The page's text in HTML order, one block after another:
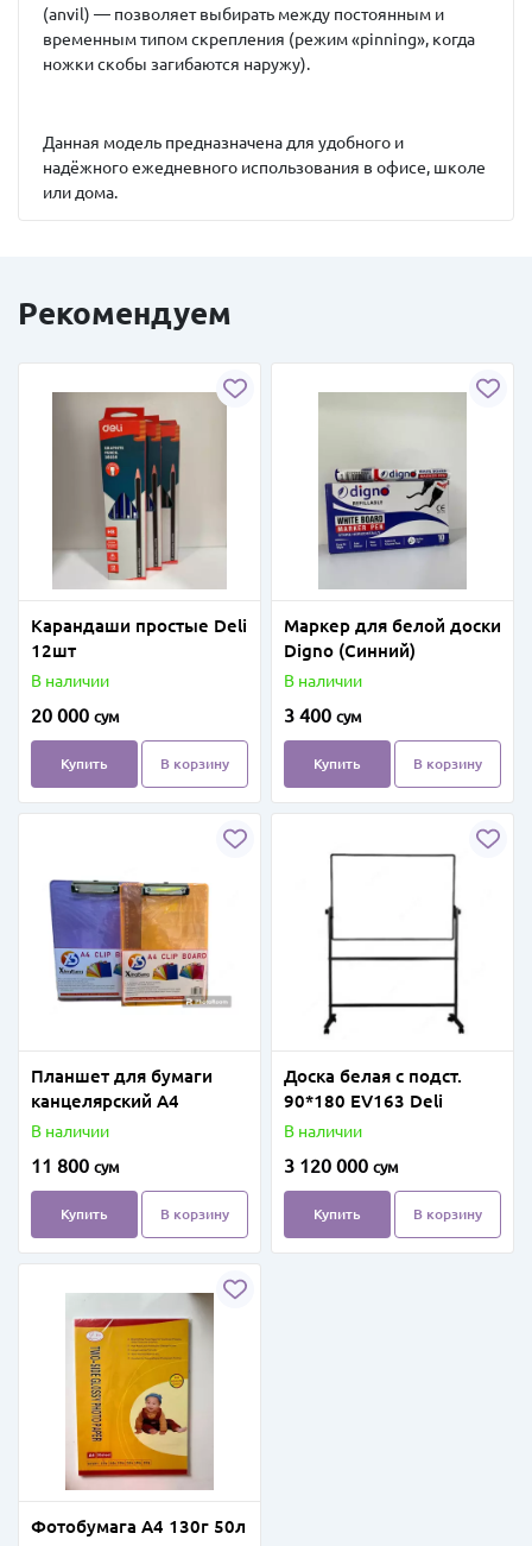
(anvil) — позволяет выбирать между постоянным и
временным типом скрепления (режим «pinning», когда
ножки скобы загибаются наружу).
Данная модель предназначена для удобного и
надёжного ежедневного использования в офисе, школе
или дома.
Рекомендуем
Карандаши простые Deli
12шт
В наличии
20 000 сум
Купить В корзину
Маркер для белой доски
Digno (Синний)
В наличии
3 400 сум
Купить В корзину
Планшет для бумаги
канцелярский A4
В наличии
11 800 сум
Купить В корзину
Доска белая с подст.
90*180 EV163 Deli
В наличии
3 120 000 сум
Купить В корзину
Фотобумага А4 130г 50л